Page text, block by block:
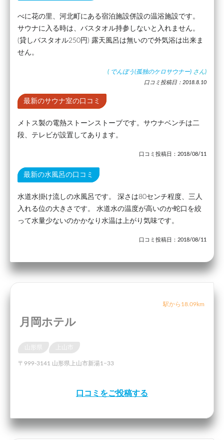
べに花の里、河北町にある宿泊施設併設の温浴施設です。
サウナに入る時は、バスタオル持参しないと入れません。
(貸しバスタオル250円) 露天風呂は無いので外気浴は出来ま
せん。
( でんぼう(孤独のケロサウナー) さん)
口コミ投稿日：2018.8.10
最新のサウナ室の口コミ
メトス製の電熱ストーンストーブです。サウナベンチは二
段、テレビが設置してあります。
口コミ投稿日：2018/08/11
最新の水風呂の口コミ
水道水掛け流しの水風呂です。 深さは80センチ程度、三人
入れる位の大きさです。 水道水の温度が高いのか蛇口を絞
って水量少ないのかかなり水温は上がり気味です。
口コミ投稿日：2018/08/11
駅から18.09km
月岡ホテル
〒999-3141 山形県上山市新湯1−33
口コミをご投稿する